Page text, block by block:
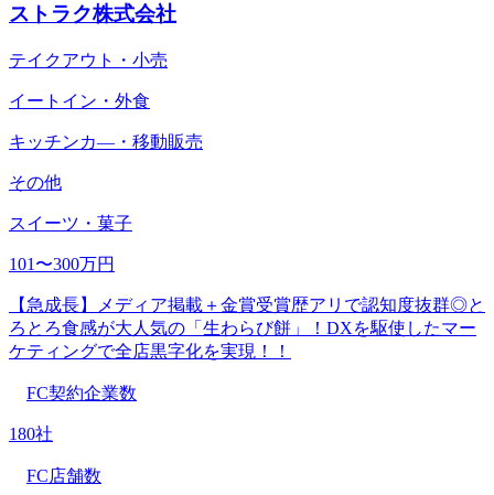
ストラク株式会社
テイクアウト・小売
イートイン・外食
キッチンカ―・移動販売
その他
スイーツ・菓子
101〜300万円
【急成長】メディア掲載＋金賞受賞歴アリで認知度抜群◎と
ろとろ食感が大人気の「生わらび餅」！DXを駆使したマー
ケティングで全店黒字化を実現！！
FC契約企業数
180社
FC店舗数